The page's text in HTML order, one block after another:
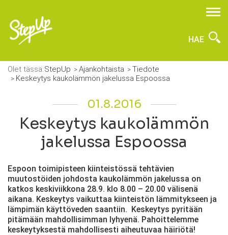
HAE
Olet tässä:StepUp Ajankohtaista
Tiedote
Keskeytys kaukolämmön jakelussa Espoossa
01.8.2016
Keskeytys kaukolämmön
jakelussa Espoossa
Espoon toimipisteen kiinteistössä tehtävien
muutostöiden johdosta kaukolämmön jakelussa on
katkos keskiviikkona 28.9. klo 8.00 – 20.00 välisenä
aikana. Keskeytys vaikuttaa kiinteistön lämmitykseen ja
lämpimän käyttöveden saantiin. Keskeytys pyritään
pitämään mahdollisimman lyhyenä. Pahoittelemme
keskeytyksestä mahdollisesti aiheutuvaa häiriötä!